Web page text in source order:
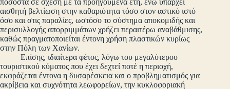
αισθητή βελτίωση στην καθαριότητα τόσο στον αστικό ιστό
όσο και στις παραλίες, ωστόσο το σύστημα αποκομιδής και
περισυλλογής απορριμμάτων χρήζει περαιτέρω αναβάθμισης,
καθώς πραγματοποιείται έντονη χρήση πλαστικών κυρίως
στην Πόλη των Χανίων.
Επίσης, ιδιαίτερα φέτος, λόγω του μεγαλύτερου
τουριστικού κύματος που έχει δεχτεί ποτέ η περιοχή,
εκφράζεται έντονα η δυσαρέσκεια και ο προβληματισμός για
ακρίβεια και συχνότητα λεωφορείων, την κυκλοφοριακή